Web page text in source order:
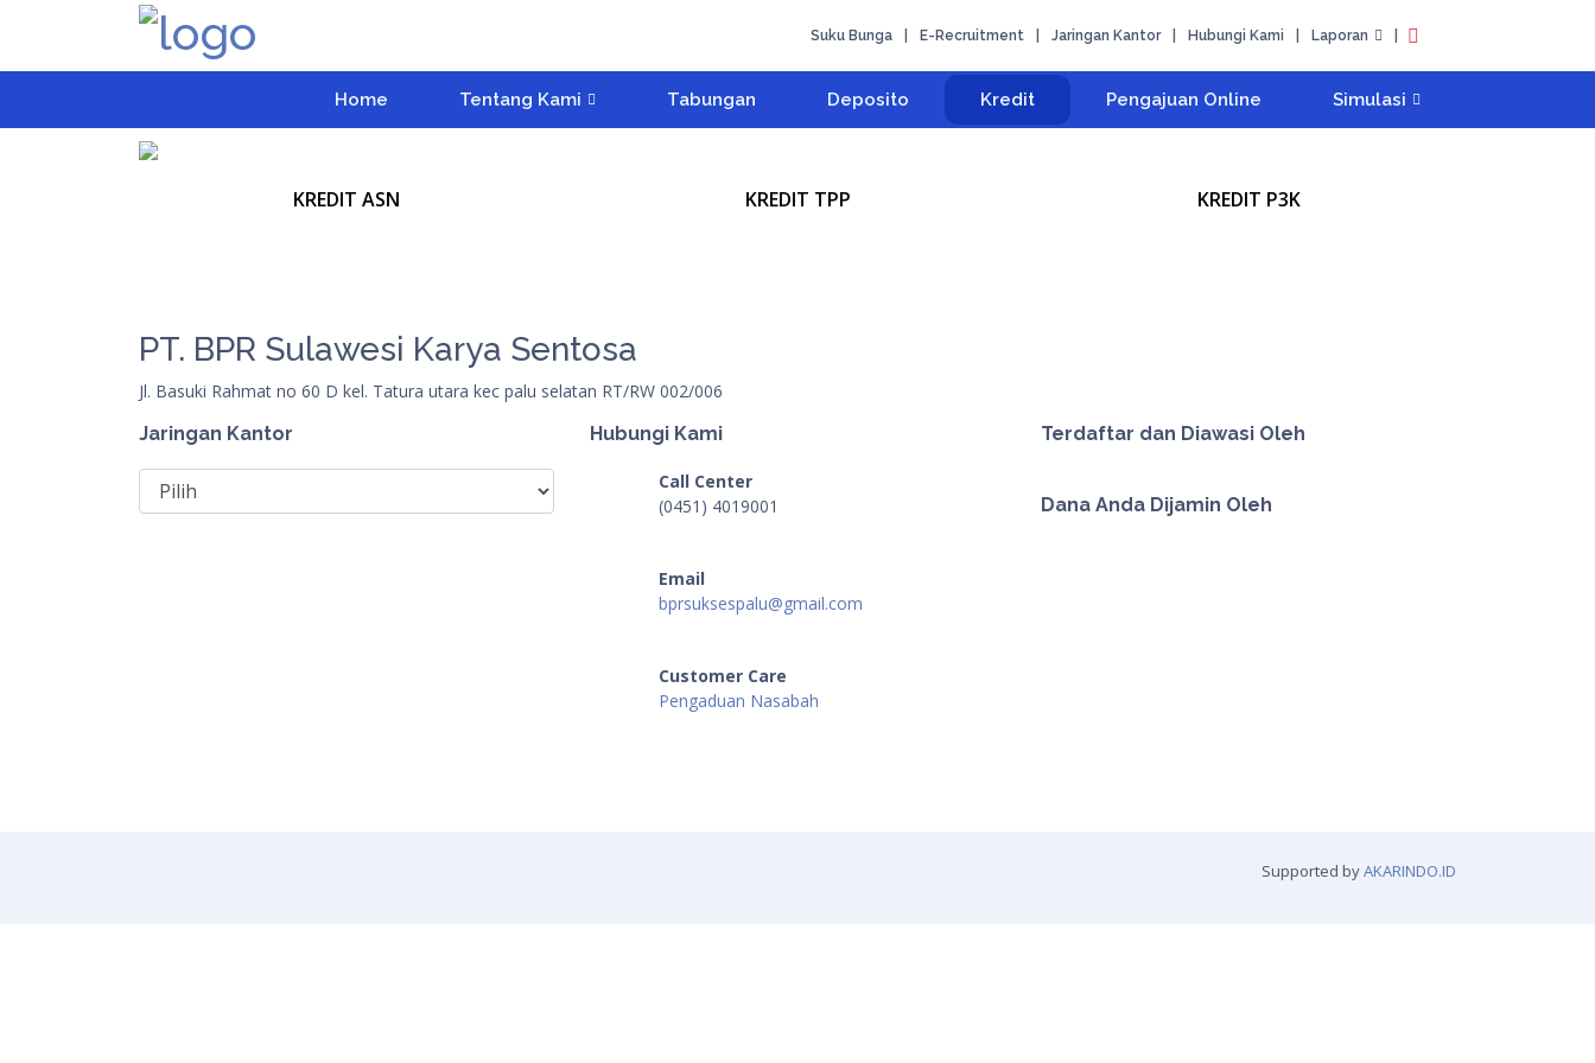
Suku Bunga E-Recruitment Jaringan Kantor Hubungi Kami Laporan
Home Tentang Kami Tabungan Deposito Kredit Pengajuan Online Simulasi
KREDIT ASN KREDIT TPP KREDIT P3K
PT. BPR Sulawesi Karya Sentosa
Jl. Basuki Rahmat no 60 D kel. Tatura utara kec palu selatan RT/RW 002/006
Jaringan Kantor
Hubungi Kami
Call Center
(0451) 4019001
Email
bprsuksespalu@gmail.com
Customer Care
Pengaduan Nasabah
Terdaftar dan Diawasi Oleh
Dana Anda Dijamin Oleh
Supported byAKARINDO.ID